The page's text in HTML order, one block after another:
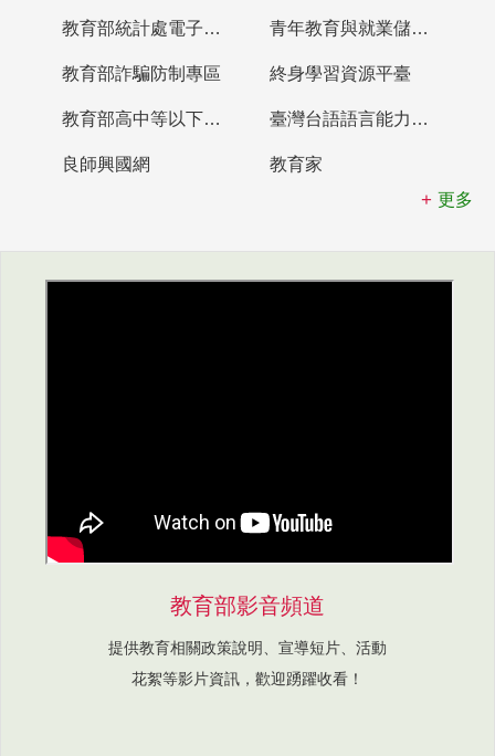
教育部統計處電子書櫃 青年教育與就業儲蓄帳戶
教育部詐騙防制專區 終身學習資源平臺
教育部高中等以下學校及幼兒園教師資格檢定考試 臺灣台語語言能力認證網站
良師興國網
教育家
更多
教育部影音頻道
提供教育相關政策說明、宣導短片、活動
花絮等影片資訊，歡迎踴躍收看！